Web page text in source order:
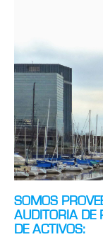
SOMOS
AUDITORIA DE
DE ACTIVOS: